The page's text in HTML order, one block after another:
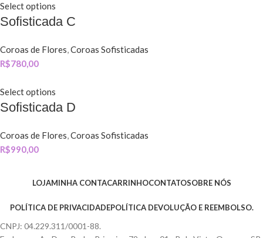
Select options
Sofisticada C
Coroas de Flores,Coroas Sofisticadas
R$780,00
Select options
Sofisticada D
Coroas de Flores,Coroas Sofisticadas
R$990,00
LOJAMINHA CONTACARRINHOCONTATOSOBRE NÓS
POLÍTICA DE PRIVACIDADEPOLÍTICA DEVOLUÇÃO E REEMBOLSO.
CNPJ: 04.229.311/0001-88.